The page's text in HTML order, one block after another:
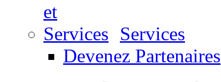
Services
Devenez Partenaires